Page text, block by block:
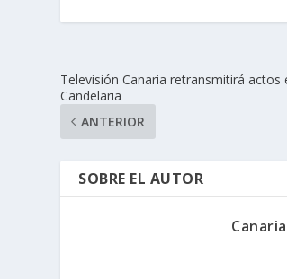
Televisión Canaria retransmitirá actos
Candelaria
ANTERIOR
SOBRE EL AUTOR